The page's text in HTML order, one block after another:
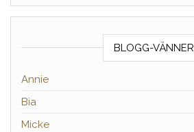
BLOGG-VÄNNER
Annie
Bia
Micke